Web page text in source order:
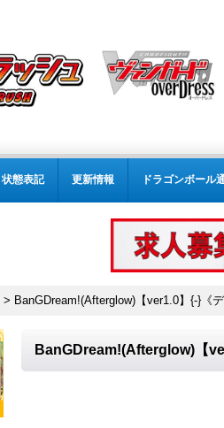
状態表記 更新情報 ドラゴンボール
> BanGDream!(Afterglow)【ver1.0】{-}《デ
BanGDream!(Afterglow)【